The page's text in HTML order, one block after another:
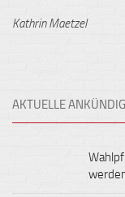
Kathrin Maetzel
AKTUELLE